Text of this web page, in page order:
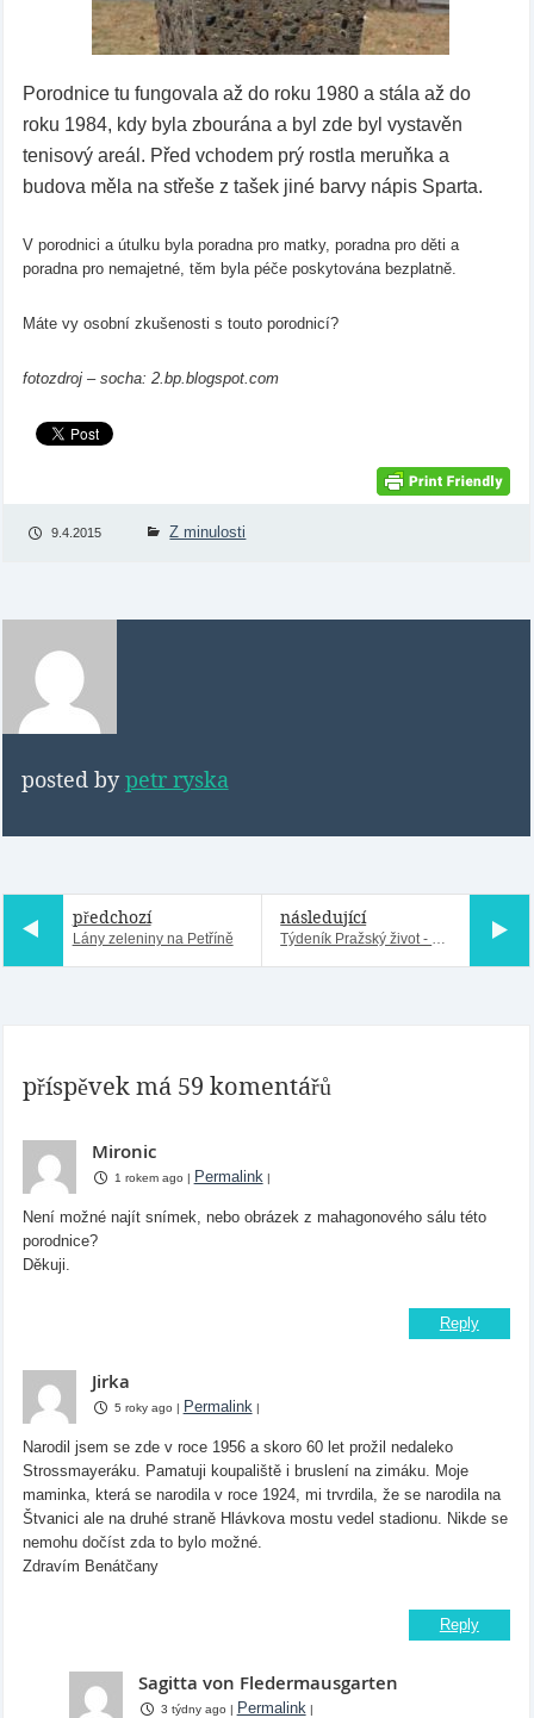
Porodnice tu fungovala až do roku 1980 a stála až do
roku 1984, kdy byla zbourána a byl zde byl vystavěn
tenisový areál. Před vchodem prý rostla meruňka a
budova měla na střeše z tašek jiné barvy nápis Sparta.
V porodnici a útulku byla poradna pro matky, poradna pro děti a
poradna pro nemajetné, těm byla péče poskytována bezplatně.
Máte vy osobní zkušenosti s touto porodnicí?
fotozdroj – socha: 2.bp.blogspot.com
9.4.2015 Z minulosti
posted bypetr ryska
předchozí
Lány zeleniny na Petříně
následující
Týdeník Pražský život - Holešovice (díl první)
příspěvek má 59 komentářů
Mironic
1 rokem ago | Permalink |
Není možné najít snímek, nebo obrázek z mahagonového sálu této
porodnice?
Děkuji.
Reply
Jirka
5 roky ago | Permalink |
Narodil jsem se zde v roce 1956 a skoro 60 let prožil nedaleko
Strossmayeráku. Pamatuji koupaliště i bruslení na zimáku. Moje
maminka, která se narodila v roce 1924, mi trvrdila, že se narodila na
Štvanici ale na druhé straně Hlávkova mostu vedel stadionu. Nikde se
nemohu dočíst zda to bylo možné.
Zdravím Benátčany
Reply
Sagitta von Fledermausgarten
3 týdny ago | Permalink |